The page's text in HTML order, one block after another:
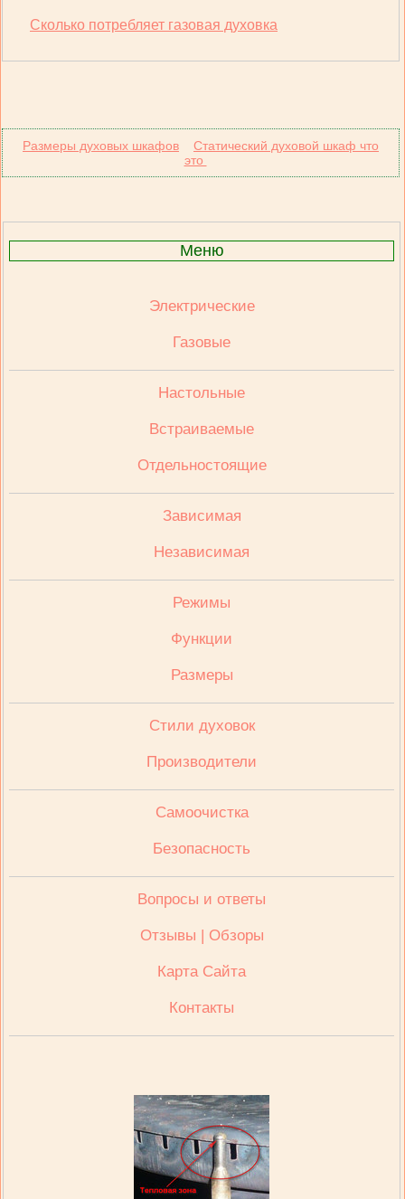
Сколько потребляет газовая духовка
Размеры духовых шкафов
Статический духовой шкаф что
это
Меню
Электрические
Газовые
Настольные
Встраиваемые
Отдельностоящие
Зависимая
Независимая
Режимы
Функции
Размеры
Стили духовок
Производители
Cамоочистка
Безопасность
Вопросы и ответы
Отзывы | Обзоры
Карта Сайта
Контакты